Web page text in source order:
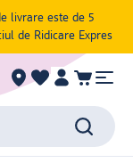
livrare este de 5
de Ridicare Expres